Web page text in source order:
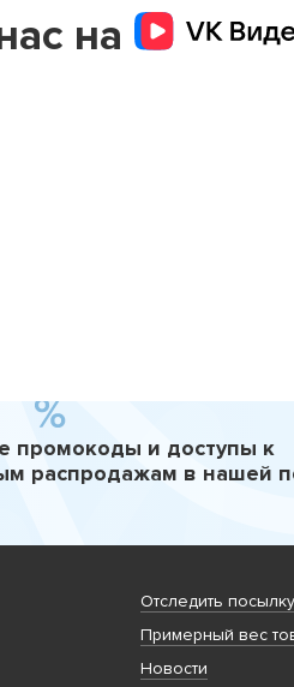
на
промокоды и доступы к
распродажам в нашей
Отследить посылку
Примерный вес
Новости